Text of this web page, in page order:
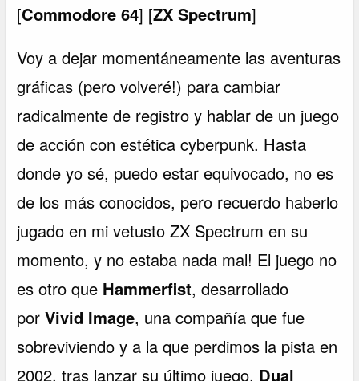
[Commodore 64] [ZX Spectrum]
Voy a dejar momentáneamente las aventuras
gráficas (pero volveré!) para cambiar
radicalmente de registro y hablar de un juego
de acción con estética cyberpunk. Hasta
donde yo sé, puedo estar equivocado, no es
de los más conocidos, pero recuerdo haberlo
jugado en mi vetusto ZX Spectrum en su
momento, y no estaba nada mal! El juego no
es otro que Hammerfist, desarrollado
porVivid Image, una compañía que fue
sobreviviendo y a la que perdimos la pista en
2002, tras lanzar su último juego, Dual